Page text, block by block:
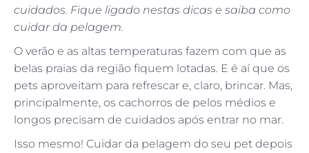
cuidados. Fique ligado nestas dicas e saiba como
cuidar da pelagem.
O verão e as altas temperaturas fazem com que as
belas praias da região fiquem lotadas. E é aí que os
pets aproveitam para refrescar e, claro, brincar. Mas,
principalmente, os cachorros de pelos médios e
longos precisam de cuidados após entrar no mar.
Isso mesmo! Cuidar da pelagem do seu pet depois